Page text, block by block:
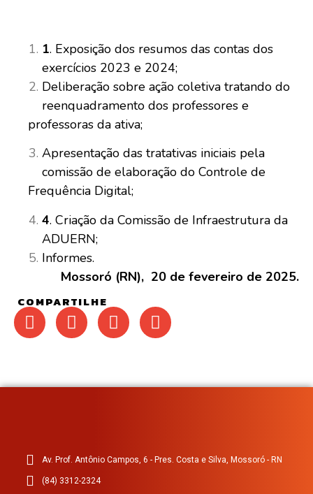
1. Exposição dos resumos das contas dos
exercícios 2023 e 2024;
Deliberação sobre ação coletiva tratando do
reenquadramento dos professores e
professoras da ativa;
Apresentação das tratativas iniciais pela
comissão de elaboração do Controle de
Frequência Digital;
4. Criação da Comissão de Infraestrutura da
ADUERN;
Informes.
Mossoró (RN), 20 de fevereiro de 2025.
COMPARTILHE
Av. Prof. Antônio Campos, 6 - Pres. Costa e Silva, Mossoró - RN
(84) 3312-2324